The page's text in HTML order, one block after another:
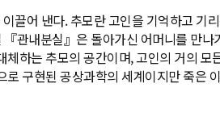
끌어 낸다. 추모란 고인을 기억하고 기
관내분실』은 돌아가신 어머니를 만나
하는 추모의 공간이며, 고인의 거의 모
로 구현된 공상과학의 세계이지만 죽은